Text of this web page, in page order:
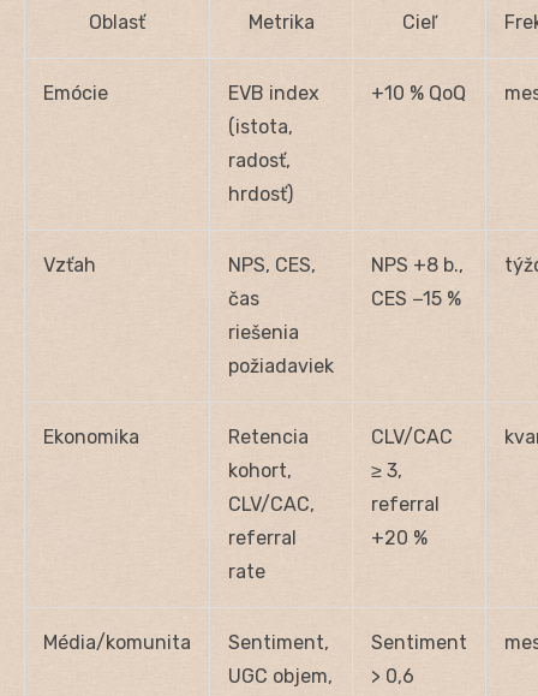
Oblasť Metrika Cieľ
Emócie
EVB index
(istota,
radosť,
hrdosť)
+10 % QoQ
Vzťah
NPS, CES,
čas
riešenia
požiadaviek
NPS +8 b.,
CES −15 %
Ekonomika
Retencia
kohort,
CLV/CAC,
referral
rate
CLV/CAC
≥ 3,
referral
+20 %
Média/komunita
Sentiment,
UGC objem,
Sentiment
> 0,6